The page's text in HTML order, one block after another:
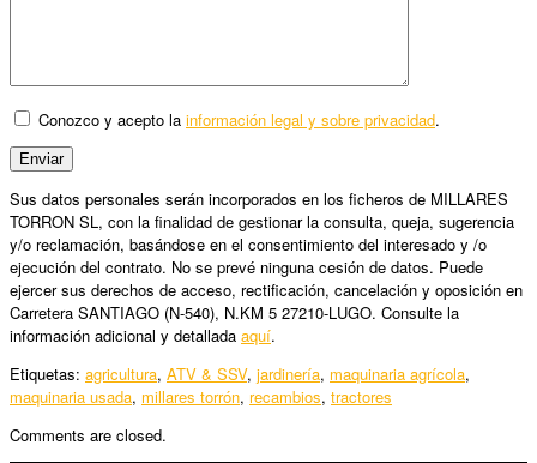
Conozco y acepto la información legal y sobre privacidad.
Sus datos personales serán incorporados en los ficheros de MILLARES
TORRON SL, con la finalidad de gestionar la consulta, queja, sugerencia
y/o reclamación, basándose en el consentimiento del interesado y /o
ejecución del contrato. No se prevé ninguna cesión de datos. Puede
ejercer sus derechos de acceso, rectificación, cancelación y oposición en
Carretera SANTIAGO (N-540), N.KM 5 27210-LUGO. Consulte la
información adicional y detallada aquí.
Etiquetas: agricultura, ATV & SSV, jardinería, maquinaria agrícola,
maquinaria usada, millares torrón, recambios, tractores
Comments are closed.